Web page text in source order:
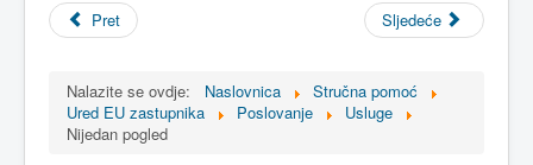
Pret Sljedeće
Nalazite se ovdje: Naslovnica
Stručna pomoć
Ured EU zastupnika
Poslovanje
Usluge
Nijedan pogled